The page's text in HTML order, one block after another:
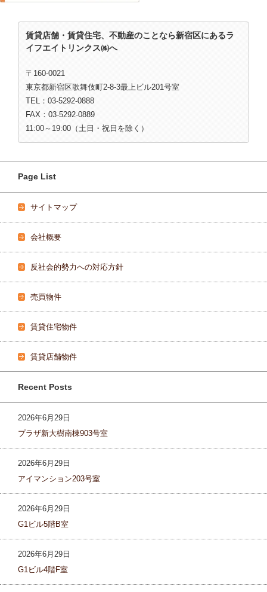
賃貸店舗・賃貸住宅、不動産のことなら新宿区にあるラ
イフエイトリンクス㈱へ
〒160-0021
東京都新宿区歌舞伎町2-8-3最上ビル201号室
TEL：03-5292-0888
FAX：03-5292-0889
11:00～19:00（土日・祝日を除く）
Page List
サイトマップ
会社概要
反社会的勢力への対応方針
売買物件
賃貸住宅物件
賃貸店舗物件
Recent Posts
2026年6月29日
プラザ新大樹南棟903号室
2026年6月29日
アイマンション203号室
2026年6月29日
G1ビル5階B室
2026年6月29日
G1ビル4階F室